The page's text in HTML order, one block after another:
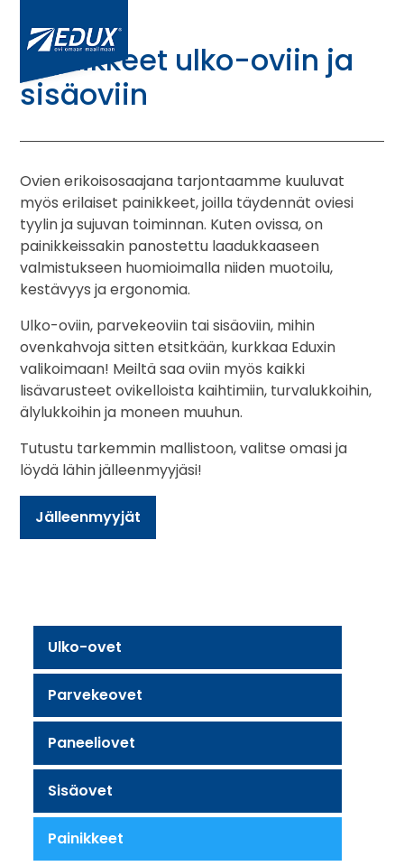
Painikkeet ulko-oviin ja
sisäoviin
Ovien erikoisosaajana tarjontaamme kuuluvat
myös erilaiset painikkeet, joilla täydennät oviesi
tyylin ja sujuvan toiminnan. Kuten ovissa, on
painikkeissakin panostettu laadukkaaseen
valmistukseen huomioimalla niiden muotoilu,
kestävyys ja ergonomia.
Ulko-oviin, parvekeoviin tai sisäoviin, mihin
ovenkahvoja sitten etsitkään, kurkkaa Eduxin
valikoimaan! Meiltä saa oviin myös kaikki
lisävarusteet ovikelloista kaihtimiin, turvalukkoihin,
älylukkoihin ja moneen muuhun.
Tutustu tarkemmin mallistoon, valitse omasi ja
löydä lähin jälleenmyyjäsi!
Jälleenmyyjät
Ulko-ovet
Parvekeovet
Paneeliovet
Sisäovet
Painikkeet